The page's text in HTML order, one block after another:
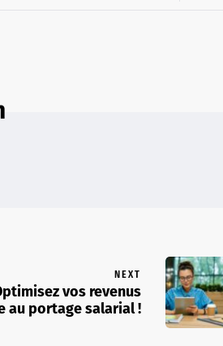
NEXT
vos revenus
au portage salarial !